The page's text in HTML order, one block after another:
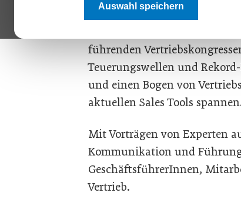
Auswahl speichern
Strategen Florian Ilgen
führenden
Teuerungswellen und
und einen Bogen von
aktuellen Sales Tools
Mit Vorträgen von Experten
Kommunikation und
GeschäftsführerInnen,
Vertrieb.